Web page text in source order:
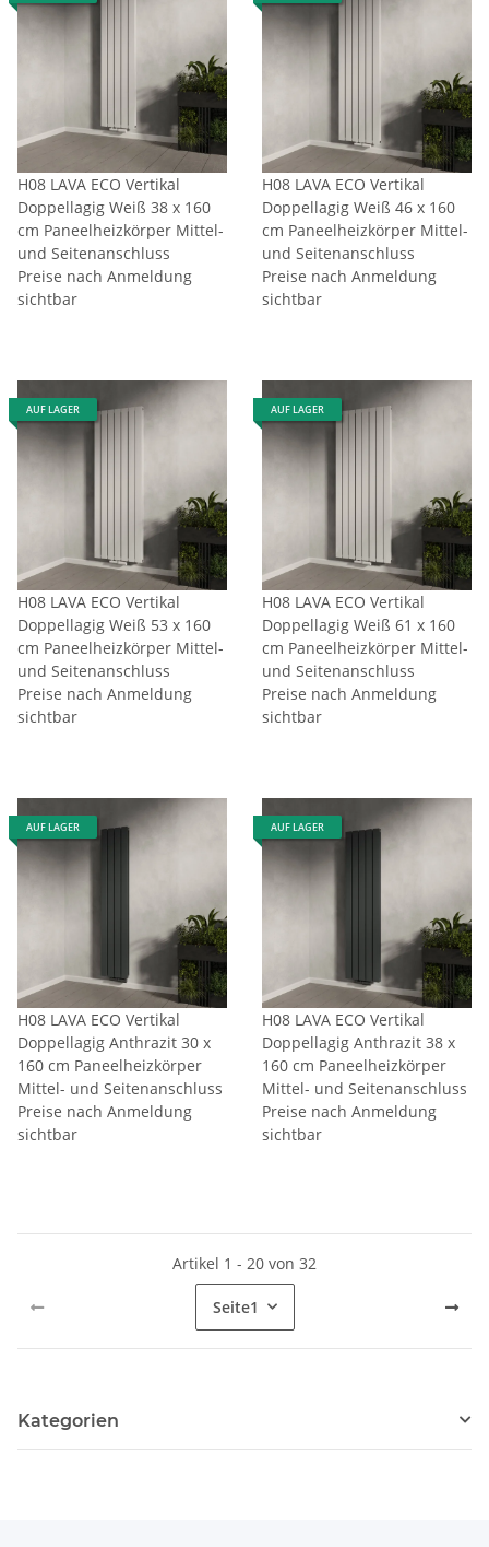
H08 LAVA ECO Vertikal
Doppellagig Weiß 38 x 160
cm Paneelheizkörper Mittel-
und Seitenanschluss
Preise nach Anmeldung
sichtbar
H08 LAVA ECO Vertikal
Doppellagig Weiß 46 x 160
cm Paneelheizkörper Mittel-
und Seitenanschluss
Preise nach Anmeldung
sichtbar
AUF LAGER
H08 LAVA ECO Vertikal
Doppellagig Weiß 53 x 160
cm Paneelheizkörper Mittel-
und Seitenanschluss
Preise nach Anmeldung
sichtbar
AUF LAGER
H08 LAVA ECO Vertikal
Doppellagig Weiß 61 x 160
cm Paneelheizkörper Mittel-
und Seitenanschluss
Preise nach Anmeldung
sichtbar
AUF LAGER
H08 LAVA ECO Vertikal
Doppellagig Anthrazit 30 x
160 cm Paneelheizkörper
Mittel- und Seitenanschluss
Preise nach Anmeldung
sichtbar
AUF LAGER
H08 LAVA ECO Vertikal
Doppellagig Anthrazit 38 x
160 cm Paneelheizkörper
Mittel- und Seitenanschluss
Preise nach Anmeldung
sichtbar
Artikel 1 - 20 von 32
Seite1
Kategorien